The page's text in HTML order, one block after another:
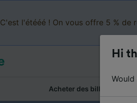
C'est l'étééé ! On vous offre 5 %
Acheter des billets
Hi